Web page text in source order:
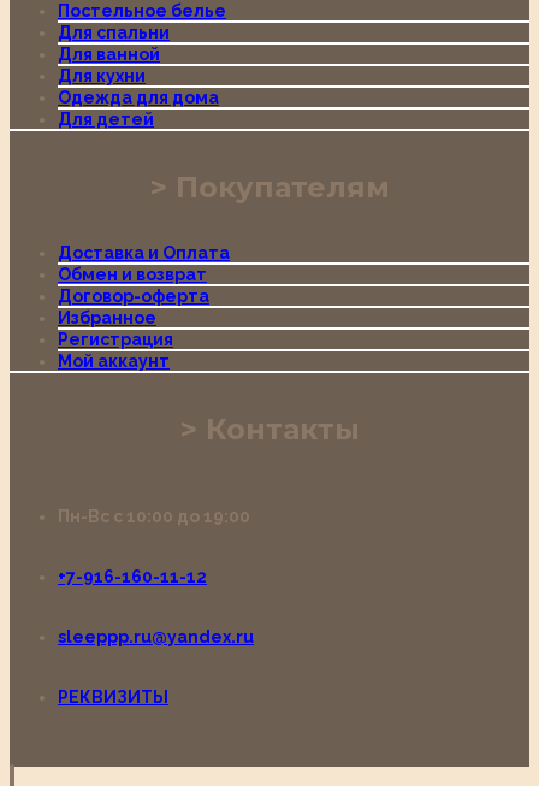
Постельное белье
Для спальни
Для ванной
Для кухни
Одежда для дома
Для детей
Покупателям
Доставка и Оплата
Обмен и возврат
Договор-оферта
Избранное
Регистрация
Мой аккаунт
Контакты
Пн-Вс с 10:00 до 19:00
+7-916-160-11-12
sleeppp.ru@yandex.ru
РЕКВИЗИТЫ